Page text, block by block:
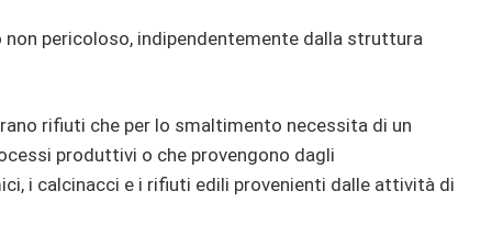
pericoloso, indipendentemente dalla struttura
rifiuti che per lo smaltimento necessita di un
produttivi o che provengono dagli
i calcinacci e i rifiuti edili provenienti dalle attività di